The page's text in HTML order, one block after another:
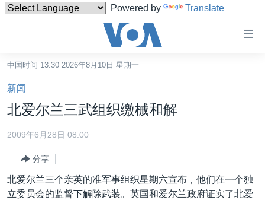
Powered by Translate
碍
链
接
跳
转
港澳
国际
中国时间 13:30 2026年8月10日 星期一
新闻
北爱尔兰三武组织缴械和解
2009年6月28日 08:00
分享
北爱尔兰三个亲英的准军事组织星期六宣布，他们在一个独
立委员会的监督下解除武装。英国和爱尔兰政府证实了北爱